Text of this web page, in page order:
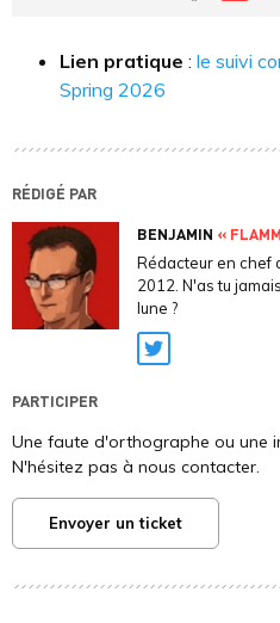
Lien pratique : le suivi
Spring 2026
RÉDIGÉ PAR
BENJAMIN «
Rédacteur en chef
2012. N'as tu
lune ?
Twitter
PARTICIPER
Une faute d'orthographe ou une
N'hésitez pas à nous contacter.
Envoyer un ticket